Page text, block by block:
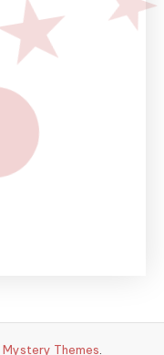
Mystery Themes